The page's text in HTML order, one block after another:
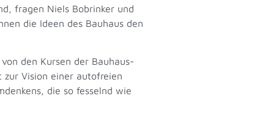
fragen Niels Bobrinker und
die Ideen des Bauhaus den
den Kursen der Bauhaus-
zur Vision einer autofreien
die so fesselnd wie